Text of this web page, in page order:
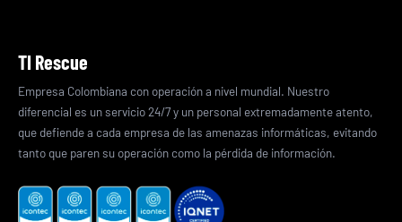
TI Rescue
Empresa Colombiana con operación a nivel mundial. Nuestro
diferencial es un servicio 24/7 y un personal extremadamente atento,
que defiende a cada empresa de las amenazas informáticas, evitando
tanto que paren su operación como la pérdida de información.